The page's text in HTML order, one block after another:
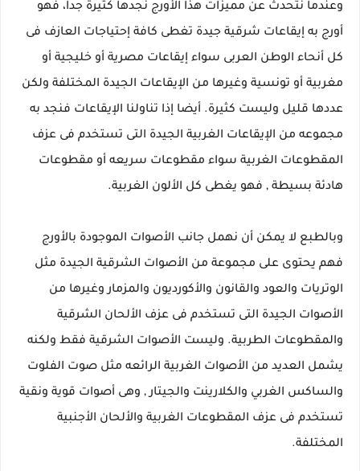
وعندما نتحدث عن مميزات هذا الأورج نجدها كثيرة جدا، فهو
أورج به إيقاعات شرقية جيدة تغطى كافة إحتياجات العازف فى
كل أنحاء الوطن العربى سواء إيقاعات مصرية أو خليجية أو
مغربية أو تونسية وغيرها من الإيقاعات الجيدة المختلفة ولكن
عددها قليل وليست كثيرة. أيضا إذا تناولنا الإيقاعات فنجد به
مجموعه من الإيقاعات الغربية الجيدة التى تستخدم فى عزف
المقطوعات الغربية سواء مقطوعات سريعه أو مقطوعات
هادئة بسيطة , فهو يغطى كل الألون الغربية.
وبالطبع لا يمكن أن نهمل جانب الأصوات الموجودة بالأورج
فهم يحتوى على مجموعة من الأصوات الشرقية الجيدة مثل
الوتريات والعود والقانون والأكورديون والمزمار وغيرها من
الأصوات الجيدة التى تستخدم فى عزف الألحان الشرقية
والمقطوعات الطربية. وليست الأصوات الشرقية فقط ولكنه
يشمل العديد من الأصوات الغربية الرائعه مثل صوت الفلوت
والساكس الغربي والكلارينت والجيتار , وهى أصوات قوية ونقية
تستخدم فى عزف المقطوعات الغربية والألحان الأجنبية
المختلفة.